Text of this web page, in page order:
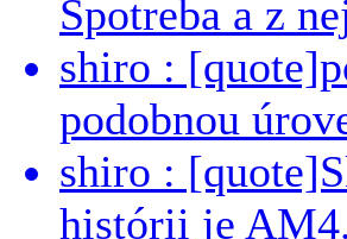
Spotreba a z
shiro :
podobnou
shiro :
histórii je